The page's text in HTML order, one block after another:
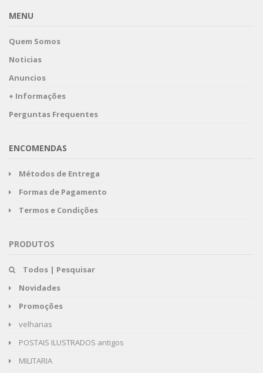
MENU
Quem Somos
Noticias
Anuncios
+ Informações
Perguntas Frequentes
ENCOMENDAS
Métodos de Entrega
Formas de Pagamento
Termos e Condições
PRODUTOS
Todos | Pesquisar
Novidades
Promoções
velharias
POSTAIS ILUSTRADOS antigos
MILITARIA